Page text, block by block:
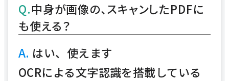
中身が画像の、スキャンしたPDFに
も使える？
はい、使えます
OCRによる文字認識を搭載している